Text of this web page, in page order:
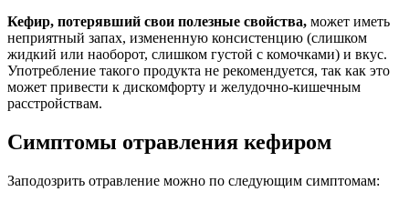
Кефир, потерявший свои полезные свойства, может иметь
неприятный запах, измененную консистенцию (слишком
жидкий или наоборот, слишком густой с комочками) и вкус.
Употребление такого продукта не рекомендуется, так как это
может привести к дискомфорту и желудочно-кишечным
расстройствам.
Симптомы отравления кефиром
Заподозрить отравление можно по следующим симптомам: